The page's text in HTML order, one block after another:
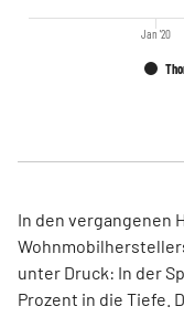
Jan '20
In den vergangenen
unter Druck: In der
Prozent in die Tiefe.